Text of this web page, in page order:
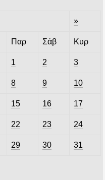
»
Παρ Σάβ Κυρ
1 2 3
8 9 10
15 16 17
22 23 24
29 30 31